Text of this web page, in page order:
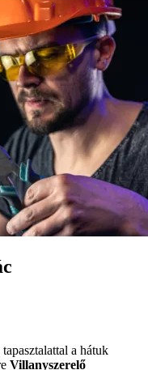
a hátuk
Villanyszerelő